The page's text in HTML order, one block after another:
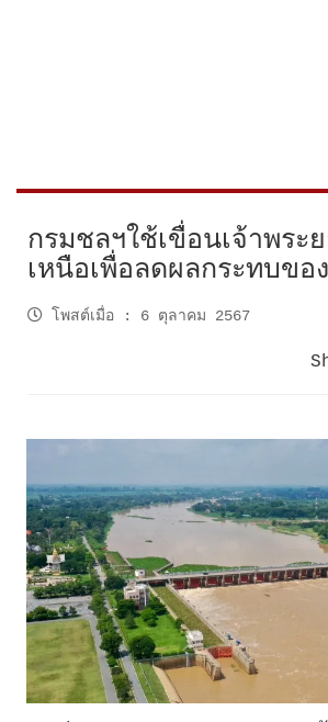
กรมชลฯใช้เขื่อนเจ้าพระ
เหนือเพื่อลดผลกระทบขอ
โพสต์เมื่อ : 6 ตุลาคม 2567